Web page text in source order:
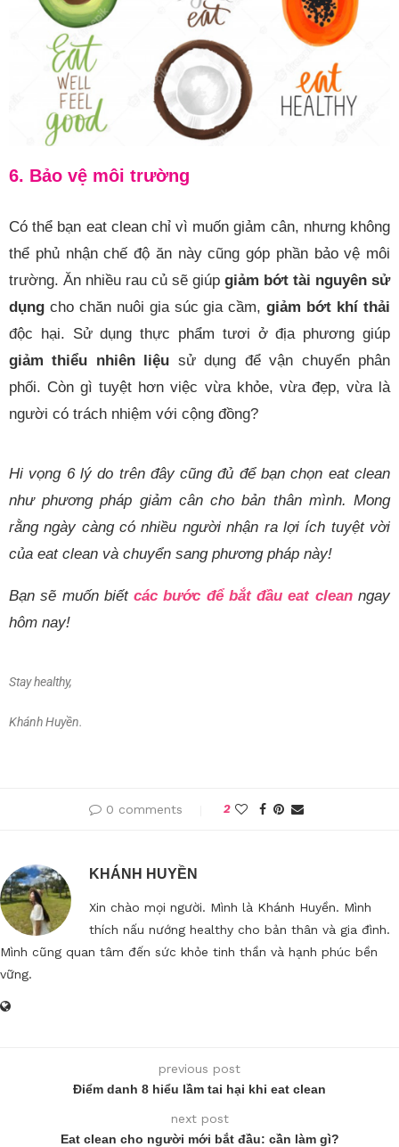
6. Bảo vệ môi trường
Có thể bạn eat clean chỉ vì muốn giảm cân, nhưng không
thể phủ nhận chế độ ăn này cũng góp phần bảo vệ môi
trường. Ăn nhiều rau củ sẽ giúp giảm bớt tài nguyên sử
dụng cho chăn nuôi gia súc gia cầm,giảm bớt khí thải
độc hại. Sử dụng thực phẩm tươi ở địa phương giúp
giảm thiểu nhiên liệu sử dụng để vận chuyển phân
phối. Còn gì tuyệt hơn việc vừa khỏe, vừa đẹp, vừa là
người có trách nhiệm với cộng đồng?
Hi vọng 6 lý do trên đây cũng đủ để bạn chọn eat clean
như phương pháp giảm cân cho bản thân mình. Mong
rằng ngày càng có nhiều người nhận ra lợi ích tuyệt vời
của eat clean và chuyển sang phương pháp này!
Bạn sẽ muốn biếtcác bước để bắt đầu eat cleanngay
hôm nay!
Stay healthy,
Khánh Huyền.
0 comments 2
KHÁNH HUYỀN
Xin chào mọi người. Mình là Khánh Huyền. Mình
thích nấu nướng healthy cho bản thân và gia đình.
Mình cũng quan tâm đến sức khỏe tinh thần và hạnh phúc bền
vững.
previous post
Điểm danh 8 hiểu lầm tai hại khi eat clean
next post
Eat clean cho người mới bắt đầu: cần làm gì?